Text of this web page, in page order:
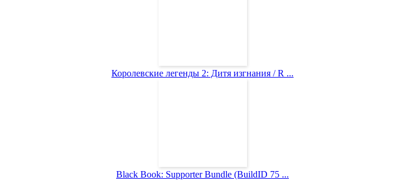
Королевские легенды 2: Дитя изгнания / R ...
Black Book: Supporter Bundle (BuildID 75 ...